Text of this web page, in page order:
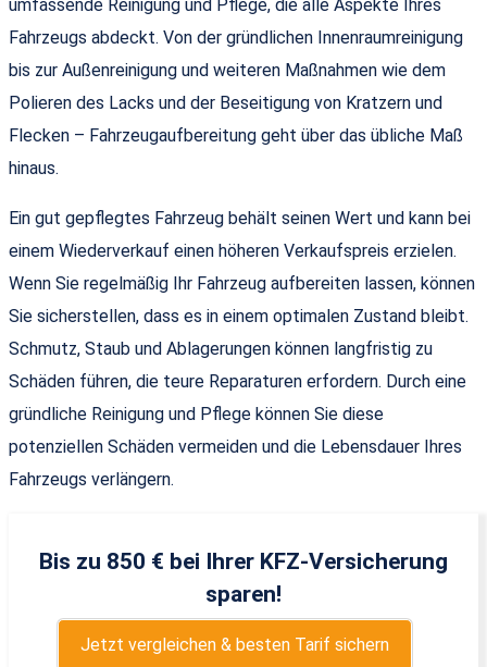
umfassende Reinigung und Pflege, die alle Aspekte Ihres
Fahrzeugs abdeckt. Von der gründlichen Innenraumreinigung
bis zur Außenreinigung und weiteren Maßnahmen wie dem
Polieren des Lacks und der Beseitigung von Kratzern und
Flecken – Fahrzeugaufbereitung geht über das übliche Maß
hinaus.
Ein gut gepflegtes Fahrzeug behält seinen Wert und kann bei
einem Wiederverkauf einen höheren Verkaufspreis erzielen.
Wenn Sie regelmäßig Ihr Fahrzeug aufbereiten lassen, können
Sie sicherstellen, dass es in einem optimalen Zustand bleibt.
Schmutz, Staub und Ablagerungen können langfristig zu
Schäden führen, die teure Reparaturen erfordern. Durch eine
gründliche Reinigung und Pflege können Sie diese
potenziellen Schäden vermeiden und die Lebensdauer Ihres
Fahrzeugs verlängern.
Bis zu 850 € bei Ihrer KFZ-Versicherung
sparen!
Jetzt vergleichen & besten Tarif sichern